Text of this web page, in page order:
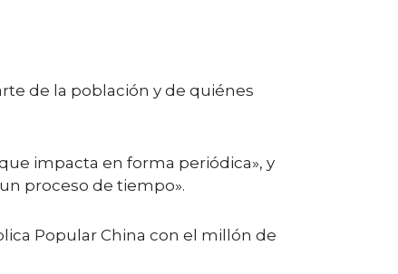
de la población y de quiénes
impacta en forma periódica», y
proceso de tiempo».
Popular China con el millón de